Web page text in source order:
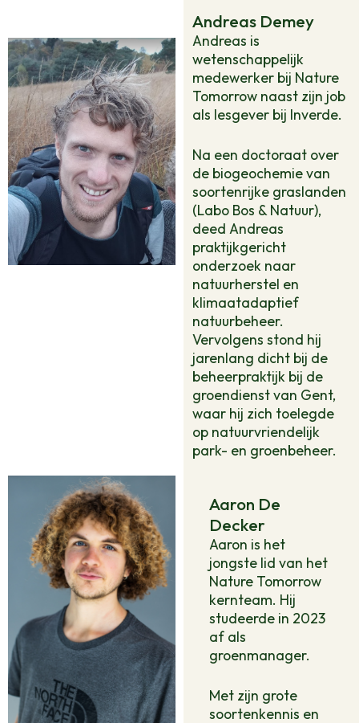
Andreas Demey
Andreas is
wetenschappelijk
medewerker bij Nature
Tomorrow naast zijn job
als lesgever bij Inverde.
Na een doctoraat over
de biogeochemie van
soortenrijke graslanden
(Labo Bos & Natuur),
deed Andreas
praktijkgericht
onderzoek naar
natuurherstel en
klimaatadaptief
natuurbeheer.
Vervolgens stond hij
jarenlang dicht bij de
beheerpraktijk bij de
groendienst van Gent,
waar hij zich toelegde
op natuurvriendelijk
park- en groenbeheer.
Aaron De
Decker
Aaron is het
jongste lid van het
Nature Tomorrow
kernteam. Hij
studeerde in 2023
af als
groenmanager.
Met zijn grote
soortenkennis en